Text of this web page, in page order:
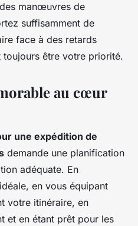
manœuvres de
suffisamment de
face à des retards
être votre priorité.
au cœur
une expédition de
demande une planification
adéquate. En
en vous équipant
votre itinéraire, en
et en étant prêt pour les